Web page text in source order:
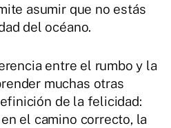
asumir que no estás
del océano.
entre el rumbo y la
muchas otras
de la felicidad:
el camino correcto, la